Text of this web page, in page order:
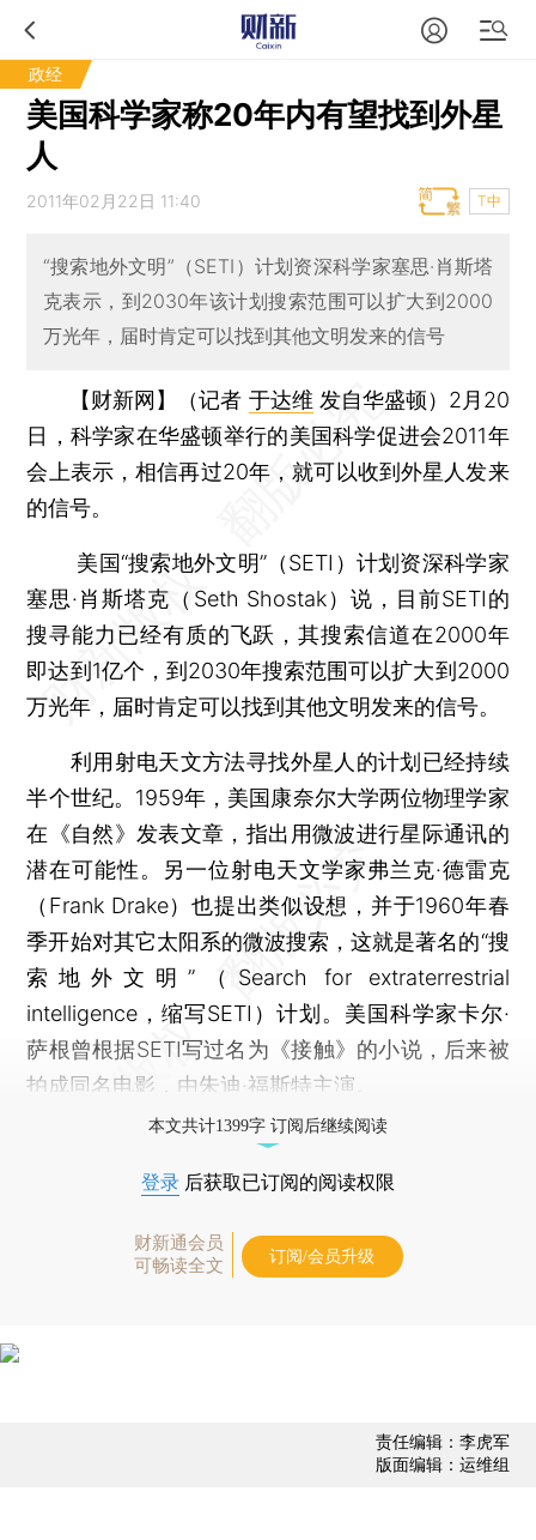
政经
美国科学家称20年内有望找到外星
人
2011年02月22日 11:40 T中
“搜索地外文明”（SETI）计划资深科学家塞思·肖斯塔
克表示，到2030年该计划搜索范围可以扩大到2000
万光年，届时肯定可以找到其他文明发来的信号
【财新网】（记者 于达维 发自华盛顿） 2月20
日，科学家在华盛顿举行的美国科学促进会2011年
会上表示，相信再过20年，就可以收到外星人发来
的信号。
美国“搜索地外文明”（SETI）计划资深科学家
塞思·肖斯塔克（Seth Shostak）说，目前SETI的
搜寻能力已经有质的飞跃，其搜索信道在2000年
即达到1亿个，到2030年搜索范围可以扩大到2000
万光年，届时肯定可以找到其他文明发来的信号。
利用射电天文方法寻找外星人的计划已经持续
半个世纪。1959年，美国康奈尔大学两位物理学家
在《自然》发表文章，指出用微波进行星际通讯的
潜在可能性。另一位射电天文学家弗兰克·德雷克
（Frank Drake）也提出类似设想，并于1960年春
季开始对其它太阳系的微波搜索，这就是著名的“搜
索地外文明”（Search for extraterrestrial
intelligence，缩写SETI）计划。美国科学家卡尔·
萨根曾根据SETI写过名为《接触》的小说，后来被
拍成同名电影，由朱迪·福斯特主演。
本文共计1399字 订阅后继续阅读
登录 后获取已订阅的阅读权限
财新通会员
可畅读全文
订阅/会员升级
责任编辑：李虎军
版面编辑：运维组